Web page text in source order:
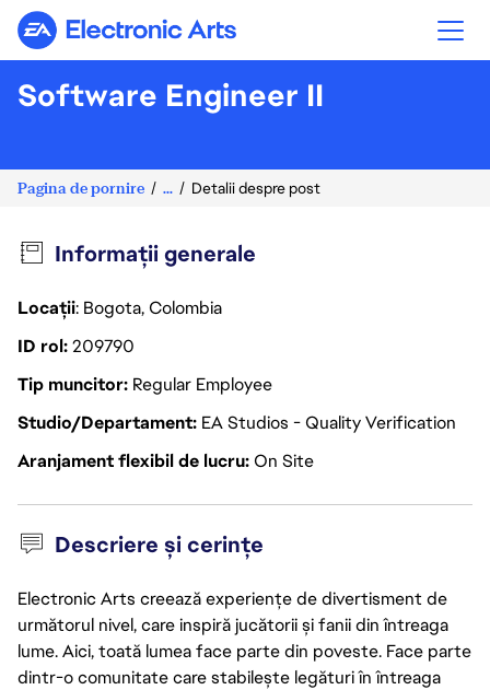
Electronic Arts
Software Engineer II
Pagina de pornire ... Detalii despre post
Informații generale
Locații: Bogota, Colombia
ID rol209790
Tip muncitor Regular Employee
Studio/Departament EA Studios - Quality Verification
Aranjament flexibil de lucruOn Site
Descriere și cerințe
Electronic Arts creează experiențe de divertisment de
următorul nivel, care inspiră jucătorii și fanii din întreaga
lume. Aici, toată lumea face parte din poveste. Face parte
dintr-o comunitate care stabilește legături în întreaga